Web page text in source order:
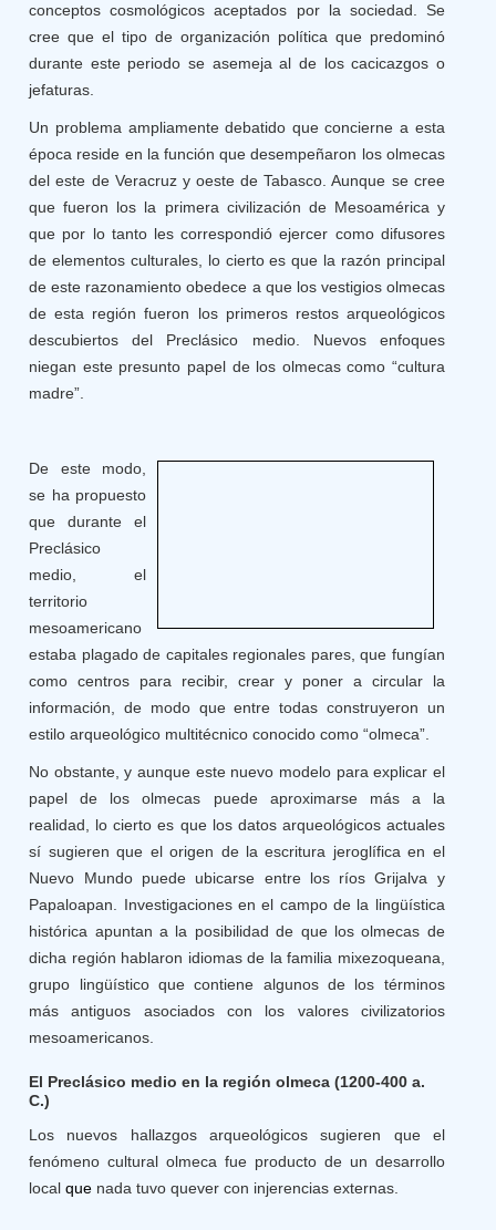
conceptos cosmológicos aceptados por la sociedad. Se
cree que el tipo de organización política que predominó
durante este periodo se asemeja al de los cacicazgos o
jefaturas.
Un problema ampliamente debatido que concierne a esta
época reside en la función que desempeñaron los olmecas
del este de Veracruz y oeste de Tabasco. Aunque se cree
que fueron los la primera civilización de Mesoamérica y
que por lo tanto les correspondió ejercer como difusores
de elementos culturales, lo cierto es que la razón principal
de este razonamiento obedece a que los vestigios olmecas
de esta región fueron los primeros restos arqueológicos
descubiertos del Preclásico medio. Nuevos enfoques
niegan este presunto papel de los olmecas como “cultura
madre”.
De este modo,
se ha propuesto
que durante el
Preclásico
medio, el
territorio
mesoamericano
estaba plagado de capitales regionales pares, que fungían
como centros para recibir, crear y poner a circular la
información, de modo que entre todas construyeron un
estilo arqueológico multitécnico conocido como “olmeca”.
No obstante, y aunque este nuevo modelo para explicar el
papel de los olmecas puede aproximarse más a la
realidad, lo cierto es que los datos arqueológicos actuales
sí sugieren que el origen de la escritura jeroglífica en el
Nuevo Mundo puede ubicarse entre los ríos Grijalva y
Papaloapan. Investigaciones en el campo de la lingüística
histórica apuntan a la posibilidad de que los olmecas de
dicha región hablaron idiomas de la familia mixezoqueana,
grupo lingüístico que contiene algunos de los términos
más antiguos asociados con los valores civilizatorios
mesoamericanos.
El Preclásico medio en la región olmeca (1200-400 a.
C.)
Los nuevos hallazgos arqueológicos sugieren que el
fenómeno cultural olmeca fue producto de un desarrollo
local que nada tuvo quever con injerencias externas.